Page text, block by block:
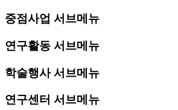
중점사업 서브메뉴
연구활동 서브메뉴
학술행사 서브메뉴
연구센터 서브메뉴